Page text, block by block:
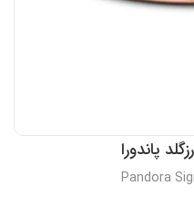
پاندورا
Pandora